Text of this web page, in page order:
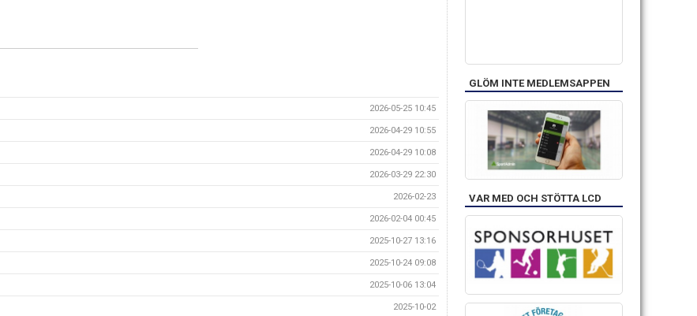
2026-05-25 10:45
2026-04-29 10:55
2026-04-29 10:08
2026-03-29 22:30
2026-02-23
2026-02-04 00:45
2025-10-27 13:16
2025-10-24 09:08
2025-10-06 13:04
2025-10-02
GLÖM INTE MEDLEMSAPPEN
VAR MED OCH STÖTTA LCD